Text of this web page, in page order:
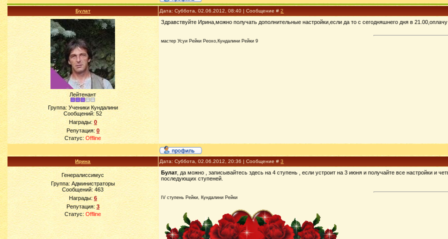
Булат Дата: Суббота, 02.06.2012, 08:40 | Сообщение #2
Лейтенант
Группа: Ученики Кундалини
Сообщений:52
Награды: 0
Репутация: 0
Статус:Offline
Здравствуйте Ирина,можно получать дополнительные настройки,если да то с сегодняшнего дня в
мастер Усуи Рейки Реохо,Кундалини Рейки 9
Ирина Дата: Суббота, 02.06.2012, 20:36 | Сообщение #3
Генералиссимус
Группа: Администраторы
Сообщений:463
Награды: 6
Репутация:3
Статус:Offline
Булат , да можно , записывайтесь здесь на 4 ступень , если устроит на 3 июня и получайте все настройки и
последующих ступеней.
IV ступень Рейки, Кундалини Рейки